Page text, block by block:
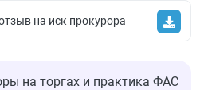
на иск прокурора
на торгах и практика ФАС